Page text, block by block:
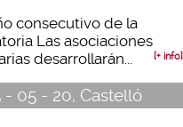
consecutivo de la
Las asociaciones
desarrollarán...
[+ info]
- 05 - 20, Castelló